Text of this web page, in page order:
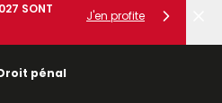
SONT
J'en profite
pénal